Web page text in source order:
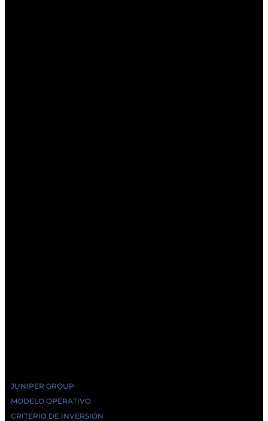
JUNIPER GROUP
MODELO OPERATIVO
CRITERIO DE INVERSIÓN